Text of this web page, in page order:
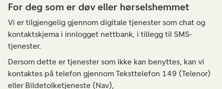
For deg som er døv eller hørselshemmet
Vi er tilgjengelig gjennom digitale tjenester som chat og
kontaktskjema i innlogget nettbank, i tillegg til SMS-
tjenester.
Dersom dette er tjenester som ikke kan benyttes, kan vi
kontaktes på telefon gjennom Teksttelefon 149 (Telenor)
eller Bildetolketjeneste (Nav),